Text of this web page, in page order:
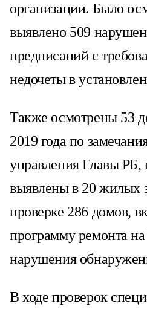
организации. Было
выявлено 509
предписаний с
недочеты в
Также осмотрены 53
2019 года по
управления Главы
выявлены в 20 жилых
проверке 286 домов,
программу ремонта на
нарушения
В ходе проверок